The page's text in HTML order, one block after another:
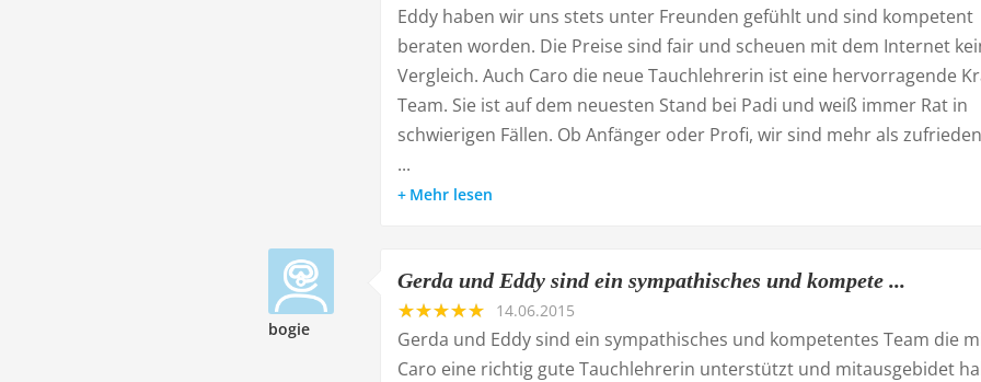
Eddy haben wir uns stets unter Freunden gefühlt und sind kompetent
beraten worden. Die Preise sind fair und scheuen mit dem Internet
Vergleich. Auch Caro die neue Tauchlehrerin ist eine hervorragende
Team. Sie ist auf dem neuesten Stand bei Padi und weiß immer Rat in
schwierigen Fällen. Ob Anfänger oder Profi, wir sind mehr als
...
Mehr lesen
bogie
Gerda und Eddy sind ein sympathisches und kompete ...
14.06.2015
Gerda und Eddy sind ein sympathisches und kompetentes Team die
Caro eine richtig gute Tauchlehrerin unterstützt und mitausgebidet